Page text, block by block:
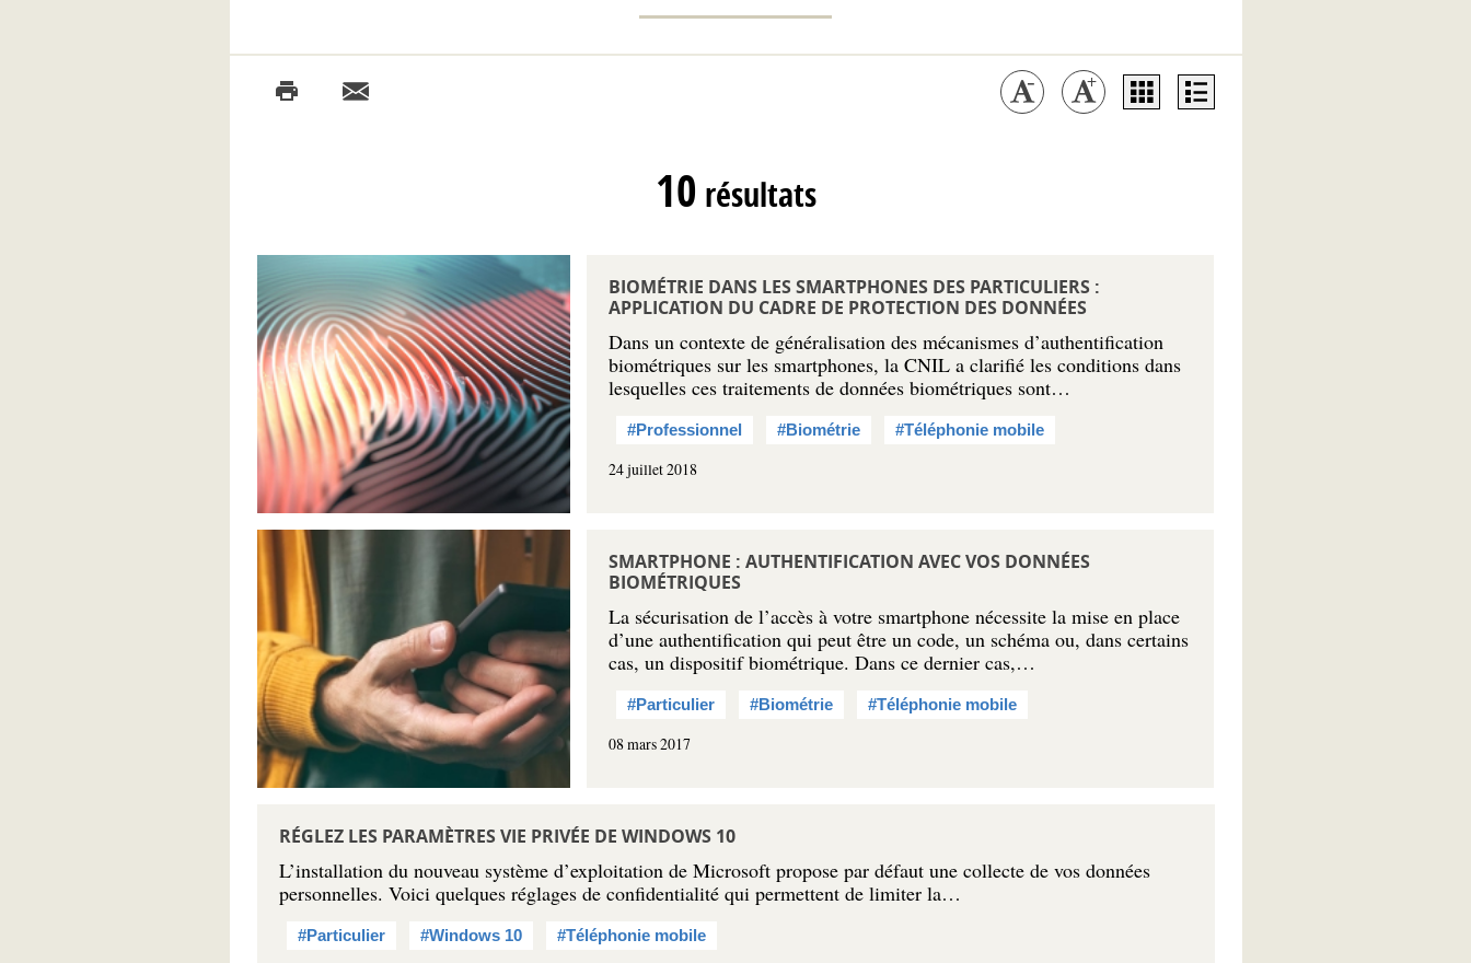
10 résultats
BIOMÉTRIE DANS LES SMARTPHONES DES PARTICULIERS :
APPLICATION DU CADRE DE PROTECTION DES DONNÉES
Dans un contexte de généralisation des mécanismes d’authentification
biométriques sur les smartphones, la CNIL a clarifié les conditions dans
lesquelles ces traitements de données biométriques sont…
#Professionnel #Biométrie #Téléphonie mobile
24 juillet 2018
SMARTPHONE : AUTHENTIFICATION AVEC VOS DONNÉES
BIOMÉTRIQUES
La sécurisation de l’accès à votre smartphone nécessite la mise en place
d’une authentification qui peut être un code, un schéma ou, dans certains
cas, un dispositif biométrique. Dans ce dernier cas,…
#Particulier #Biométrie #Téléphonie mobile
08 mars 2017
RÉGLEZ LES PARAMÈTRES VIE PRIVÉE DE WINDOWS 10
L’installation du nouveau système d’exploitation de Microsoft propose par défaut une collecte de vos données
personnelles. Voici quelques réglages de confidentialité qui permettent de limiter la…
#Particulier #Windows 10 #Téléphonie mobile